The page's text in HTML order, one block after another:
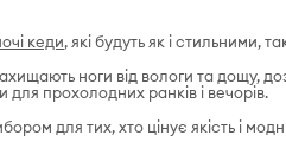
кеди, які будуть як і стильними,
ноги від вологи та дощу,
для прохолодних ранків і вечорів.
для тих, хто цінує якість і